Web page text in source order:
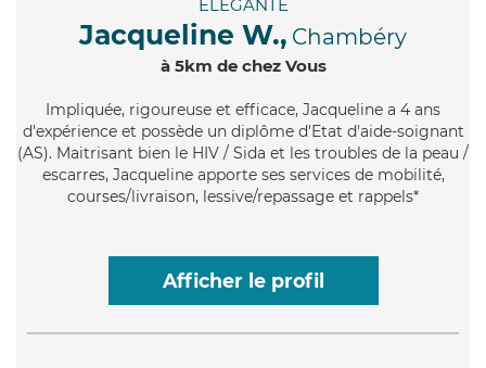
ÉLÉGANTE
Jacqueline W., Chambéry
à 5km de chez Vous
Impliquée, rigoureuse et efficace, Jacqueline a 4 ans
d'expérience et possède un diplôme d'Etat d'aide-soignant
(AS). Maitrisant bien le HIV / Sida et les troubles de la peau /
escarres, Jacqueline apporte ses services de mobilité,
courses/livraison, lessive/repassage et rappels*
Afficher le profil